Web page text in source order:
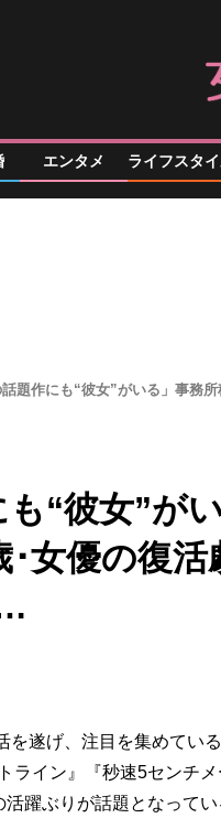
エンタメ ライフスタ
話題作にも“彼女”がいる」事務
も“彼女”が
女優の復活
を遂げ、注目を集めてい
ライン』『秒速5センチ
躍ぶりが話題となってい